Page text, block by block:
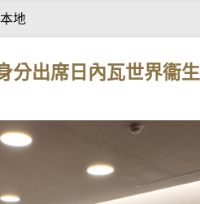
本地
分出席日內瓦世界衞